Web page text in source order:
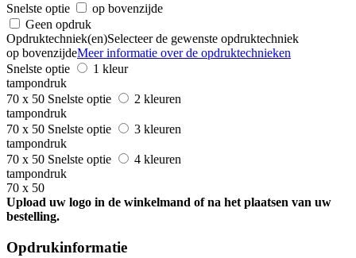
Snelste optie
op bovenzijde
Geen opdruk
Opdruktechniek(en)Selecteer de gewenste opdruktechniek
op bovenzijdeMeer informatie over de opdruktechnieken
Snelste optie
1 kleur
tampondruk
70 x 50 Snelste optie
2 kleuren
tampondruk
70 x 50 Snelste optie
3 kleuren
tampondruk
70 x 50 Snelste optie
4 kleuren
tampondruk
70 x 50
Upload uw logo in de winkelmand of na het plaatsen van uw
bestelling.
Opdrukinformatie